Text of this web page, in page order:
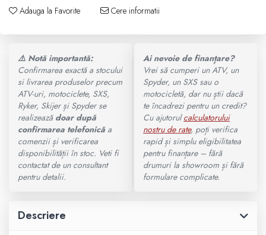
Can-Am Renegade
CAN-AM MY 2026
Capacitate
200 - 400 cmc. (8)
400 - 600 cmc. (65)
600 - 800 cmc. (29)
Borseta
Geanta
Rucsac
Protectii
Sosete
Armura
CUTII SSV
Adauga la Favorite Cere informatii
⚠️ Notă importantă:
Confirmarea exactă a stocului
si livrarea produselor precum
ATV-uri, motociclete, SXS,
Ryker, Skijer și Spyder se
realizează doar după
confirmarea telefonicăa
comenzii și verificarea
disponibilității în stoc. Veti fi
contactat de un consultant
pentru detalii.
Ai nevoie de finanțare?
Vrei să cumperi un ATV, un
Spyder, un SXS sau o
motocicletă, dar nu știi dacă
te încadrezi pentru un credit?
Cu ajutorulcalculatorului
nostru de rate, poți verifica
rapid și simplu eligibilitatea
pentru finanțare – fără
drumuri la showroom și fără
formulare complicate.
Descriere